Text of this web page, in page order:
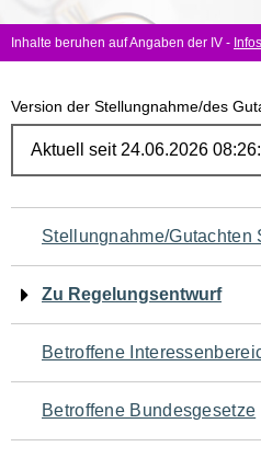
Inhalte beruhen auf Angaben der IV - Infos
Version der Stellungnahme/des
Navigation
für
den
Seiteninhalt
Stellungnahme/Gutachten
Zu Regelungsentwurf
Betroffene
Betroffene Bundesgesetze